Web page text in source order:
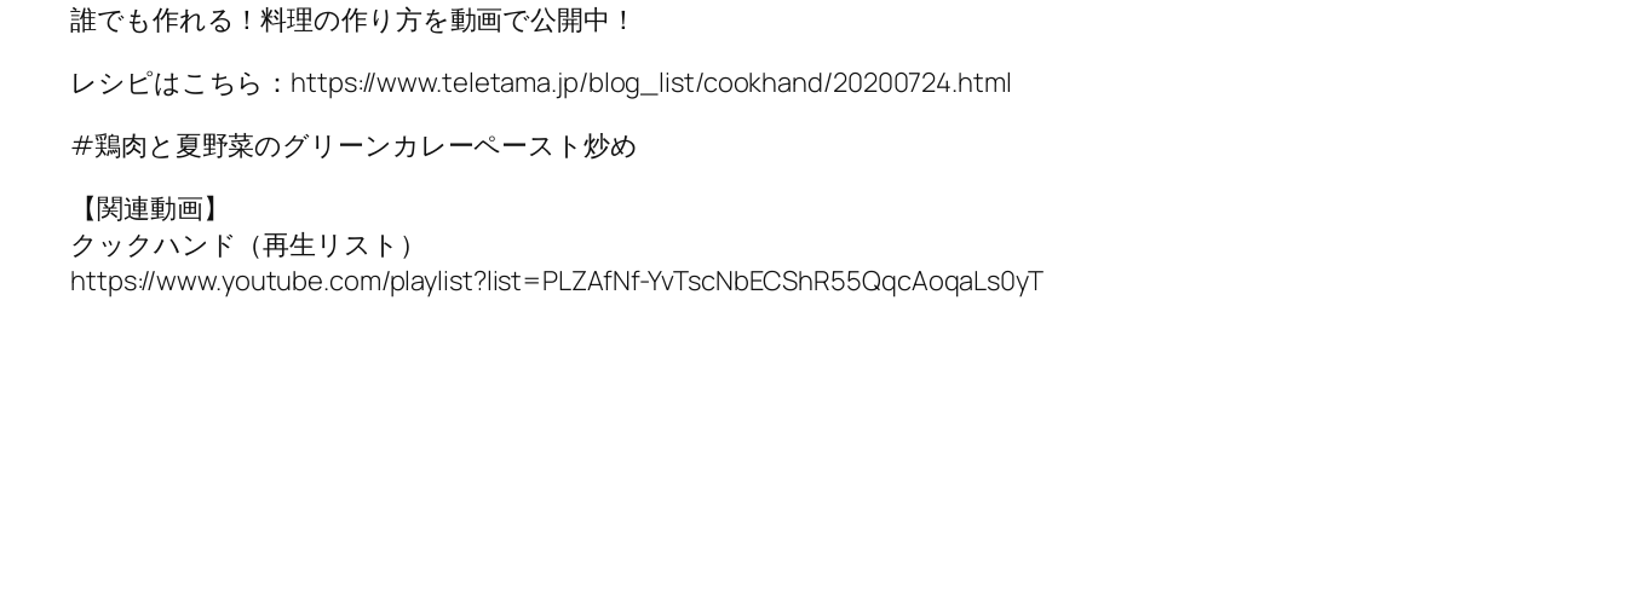
誰でも作れる！料理の作り方を動画で公開中！
レシピはこちら：https://www.teletama.jp/blog_list/cookhand/20200724.html
#鶏肉と夏野菜のグリーンカレーペースト炒め
【関連動画】
クックハンド（再生リスト）
https://www.youtube.com/playlist?list=PLZAfNf-YvTscNbECShR55QqcAoqaLs0yT